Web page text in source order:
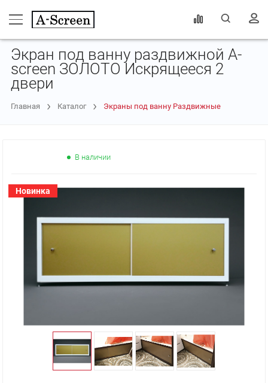
Экран под ванну раздвижной A-
screen ЗОЛОТО Искрящееся 2
двери
Главная Каталог Экраны под ванну Раздвижные
В наличии
Новинка